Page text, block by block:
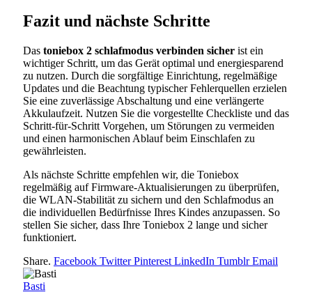
Fazit und nächste Schritte
Das toniebox 2 schlafmodus verbinden sicher ist ein
wichtiger Schritt, um das Gerät optimal und energiesparend
zu nutzen. Durch die sorgfältige Einrichtung, regelmäßige
Updates und die Beachtung typischer Fehlerquellen erzielen
Sie eine zuverlässige Abschaltung und eine verlängerte
Akkulaufzeit. Nutzen Sie die vorgestellte Checkliste und das
Schritt-für-Schritt Vorgehen, um Störungen zu vermeiden
und einen harmonischen Ablauf beim Einschlafen zu
gewährleisten.
Als nächste Schritte empfehlen wir, die Toniebox
regelmäßig auf Firmware-Aktualisierungen zu überprüfen,
die WLAN-Stabilität zu sichern und den Schlafmodus an
die individuellen Bedürfnisse Ihres Kindes anzupassen. So
stellen Sie sicher, dass Ihre Toniebox 2 lange und sicher
funktioniert.
Share. Facebook Twitter Pinterest LinkedIn Tumblr Email
Basti